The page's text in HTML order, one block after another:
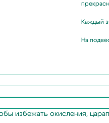
Каждый
На
избежать окисления,